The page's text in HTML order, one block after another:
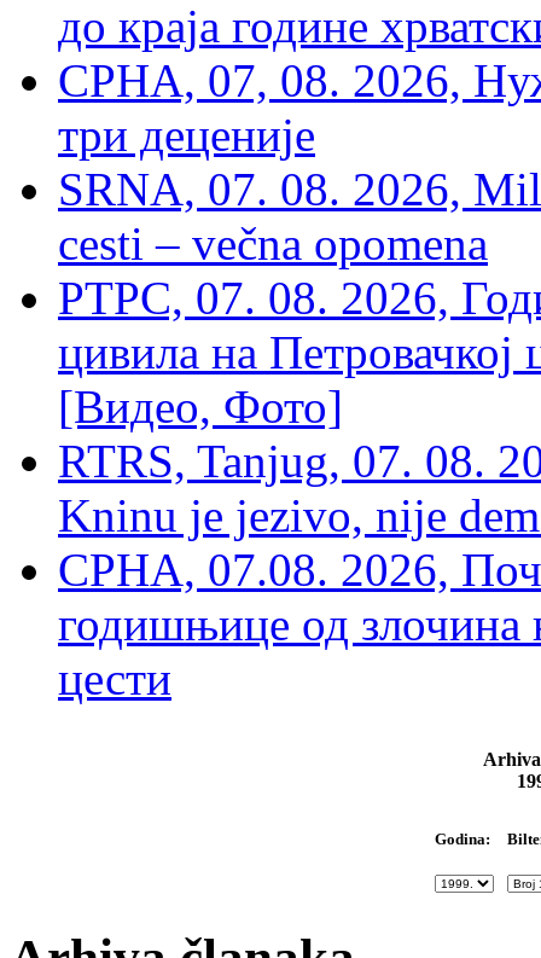
до краја године
СРНА, 07, 08. 2026,
три деценије
SRNA, 07. 08. 2026,
cesti – večna opomena
РТРС, 07. 08. 2026,
цивила на Петровачкој
[Видео, Фото]
RTRS, Tanjug, 07. 08.
Kninu je jezivo, nije
СРНА, 07.08. 2026,
годишњице од злочина
цести
Godina: